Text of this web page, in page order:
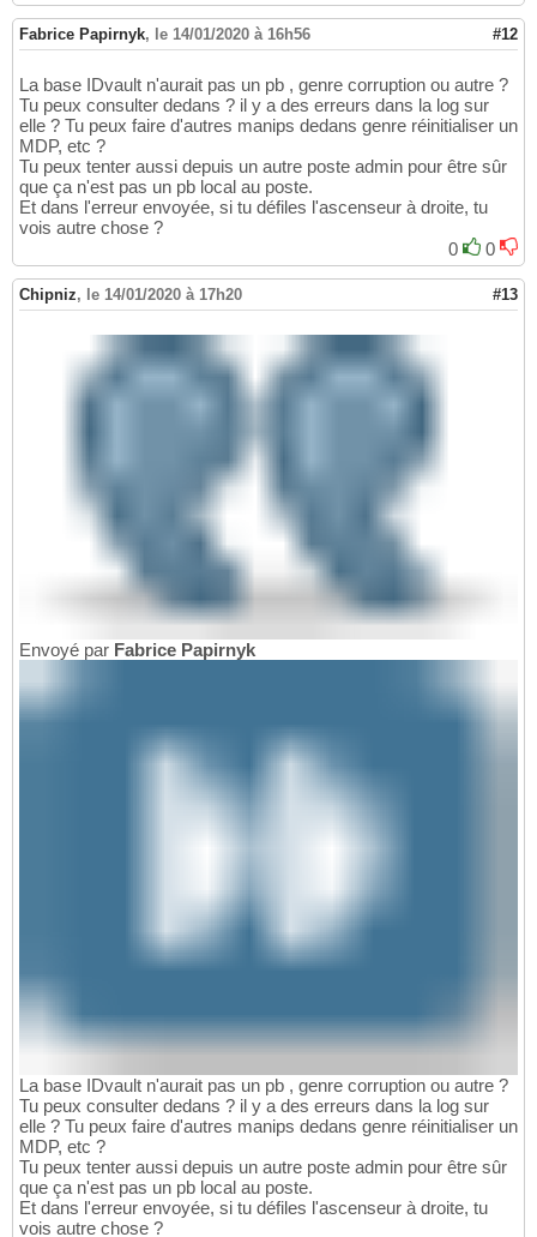
Fabrice Papirnyk, le 14/01/2020 à 16h56 #12
La base IDvault n'aurait pas un pb , genre corruption ou autre ?
Tu peux consulter dedans ? il y a des erreurs dans la log sur
elle ? Tu peux faire d'autres manips dedans genre réinitialiser un
MDP, etc ?
Tu peux tenter aussi depuis un autre poste admin pour être sûr
que ça n'est pas un pb local au poste.
Et dans l'erreur envoyée, si tu défiles l'ascenseur à droite, tu
vois autre chose ?
0
0
Chipniz, le 14/01/2020 à 17h20 #13
Envoyé par Fabrice Papirnyk
La base IDvault n'aurait pas un pb , genre corruption ou autre ?
Tu peux consulter dedans ? il y a des erreurs dans la log sur
elle ? Tu peux faire d'autres manips dedans genre réinitialiser un
MDP, etc ?
Tu peux tenter aussi depuis un autre poste admin pour être sûr
que ça n'est pas un pb local au poste.
Et dans l'erreur envoyée, si tu défiles l'ascenseur à droite, tu
vois autre chose ?